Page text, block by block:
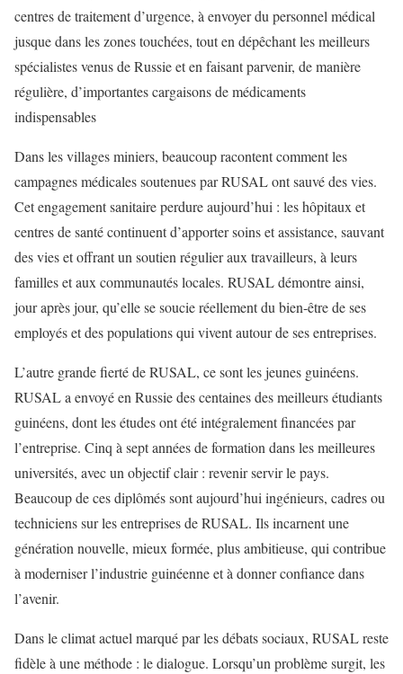
centres de traitement d’urgence, à envoyer du personnel médical
jusque dans les zones touchées, tout en dépêchant les meilleurs
spécialistes venus de Russie et en faisant parvenir, de manière
régulière, d’importantes cargaisons de médicaments
indispensables
Dans les villages miniers, beaucoup racontent comment les
campagnes médicales soutenues par RUSAL ont sauvé des vies.
Cet engagement sanitaire perdure aujourd’hui : les hôpitaux et
centres de santé continuent d’apporter soins et assistance, sauvant
des vies et offrant un soutien régulier aux travailleurs, à leurs
familles et aux communautés locales. RUSAL démontre ainsi,
jour après jour, qu’elle se soucie réellement du bien-être de ses
employés et des populations qui vivent autour de ses entreprises.
L’autre grande fierté de RUSAL, ce sont les jeunes guinéens.
RUSAL a envoyé en Russie des centaines des meilleurs étudiants
guinéens, dont les études ont été intégralement financées par
l’entreprise. Cinq à sept années de formation dans les meilleures
universités, avec un objectif clair : revenir servir le pays.
Beaucoup de ces diplômés sont aujourd’hui ingénieurs, cadres ou
techniciens sur les entreprises de RUSAL. Ils incarnent une
génération nouvelle, mieux formée, plus ambitieuse, qui contribue
à moderniser l’industrie guinéenne et à donner confiance dans
l’avenir.
Dans le climat actuel marqué par les débats sociaux, RUSAL reste
fidèle à une méthode : le dialogue. Lorsqu’un problème surgit, les